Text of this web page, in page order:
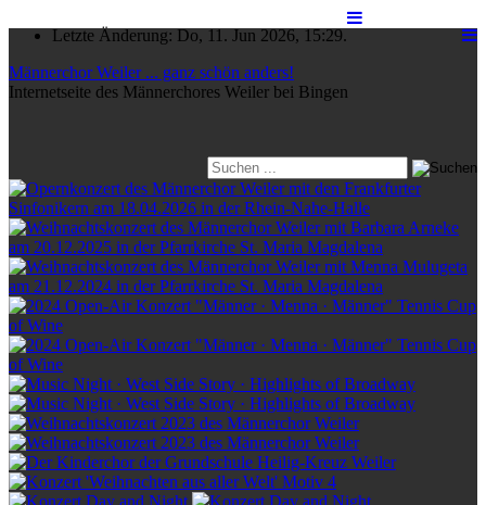
Letzte Änderung: Do, 11. Jun 2026, 15:29.
Männerchor Weiler ... ganz schön anders!
Internetseite des Männerchores Weiler bei Bingen